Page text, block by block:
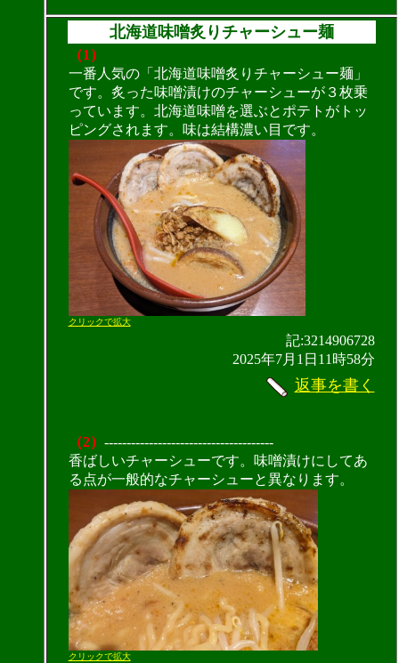
北海道味噌炙りチャーシュー麺
（1）
一番人気の「北海道味噌炙りチャーシュー麺」
です。炙った味噌漬けのチャーシューが３枚乗
っています。北海道味噌を選ぶとポテトがトッ
ピングされます。味は結構濃い目です。
クリックで拡大
記:3214906728
2025年7月1日11時58分
返事を書く
（2） --------------------------------------
香ばしいチャーシューです。味噌漬けにしてあ
る点が一般的なチャーシューと異なります。
クリックで拡大